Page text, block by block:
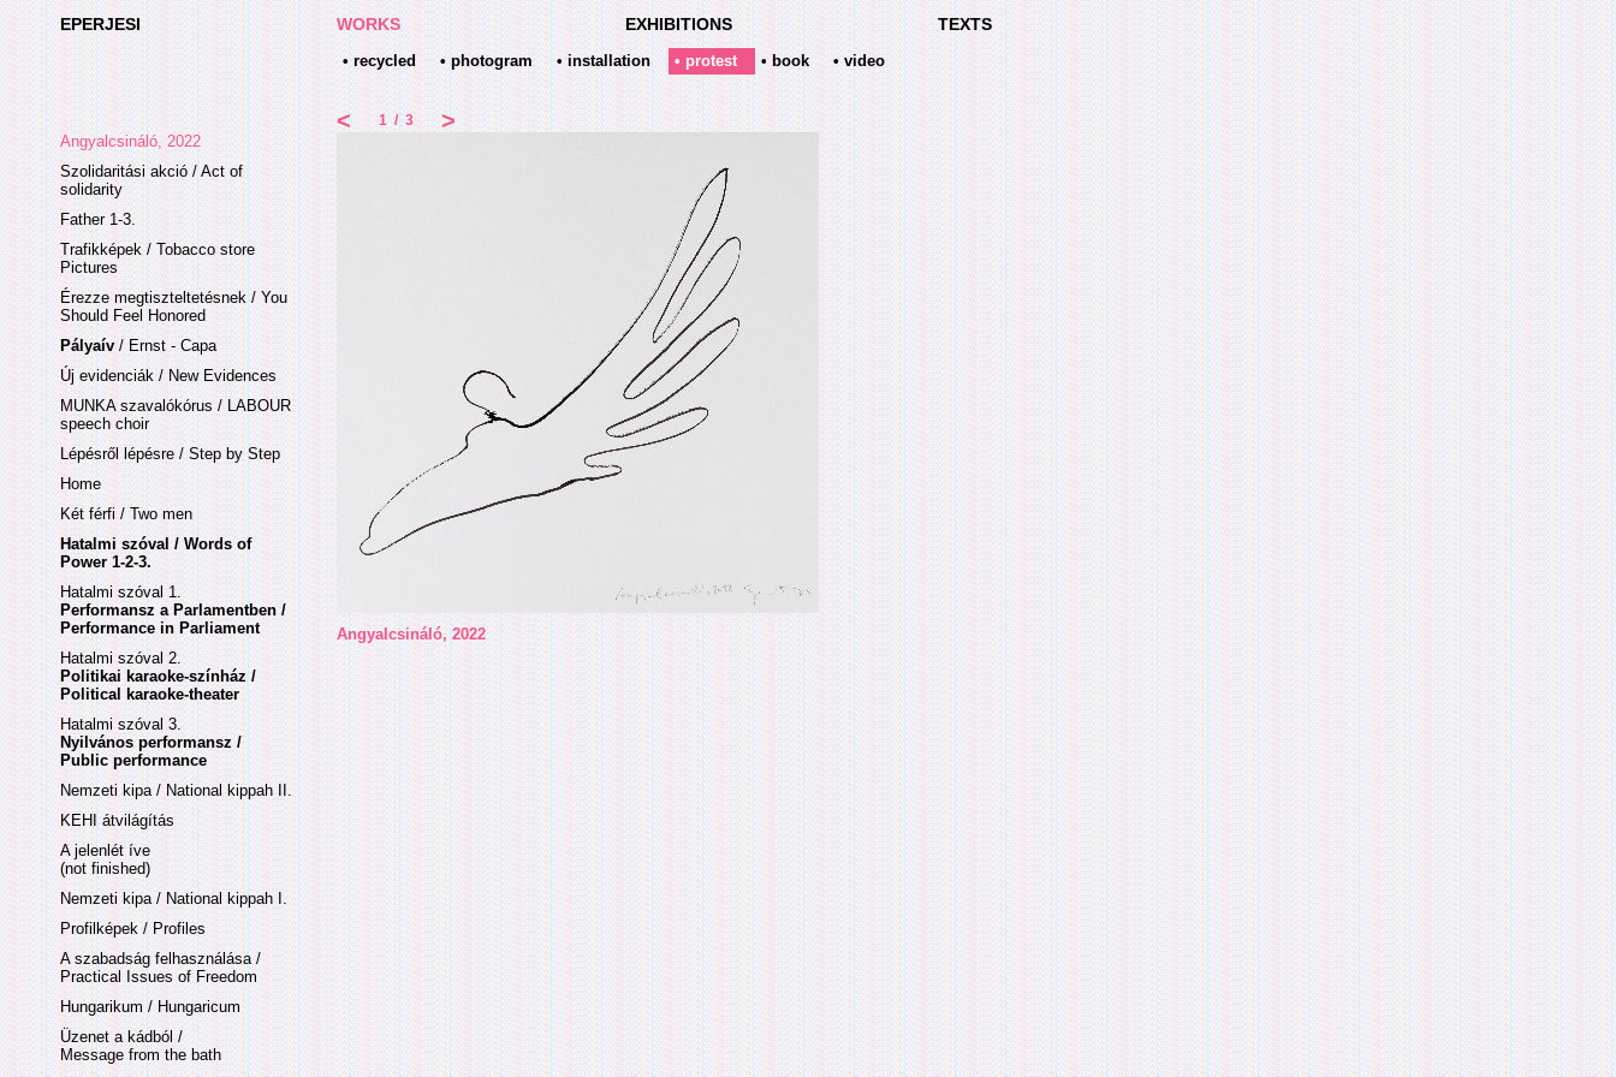
EPERJESI WORKS EXHIBITIONS TEXTS
• recycled • photogram • installation • protest • book • video
Angyalcsináló, 2022
Szolidaritási akció / Act of
solidarity
Father 1-3.
Trafikképek / Tobacco store
Pictures
Érezze megtiszteltetésnek / You
Should Feel Honored
Pályaív/ Ernst - Capa
Új evidenciák / New Evidences
MUNKA szavalókórus / LABOUR
speech choir
Lépésről lépésre / Step by Step
Home
Két férfi / Two men
Hatalmi szóval / Words of
Power 1-2-3.
Hatalmi szóval 1.
Performansz a Parlamentben /
Performance in Parliament
Hatalmi szóval 2.
Politikai karaoke-színház /
Political karaoke-theater
Hatalmi szóval 3.
Nyilvános performansz /
Public performance
Nemzeti kipa / National kippah II.
KEHI átvilágítás
A jelenlét íve
(not finished)
Nemzeti kipa / National kippah I.
Profilképek / Profiles
A szabadság felhasználása /
Practical Issues of Freedom
Hungarikum / Hungaricum
Üzenet a kádból /
Message from the bath
< 1 / 3 >
Angyalcsináló, 2022